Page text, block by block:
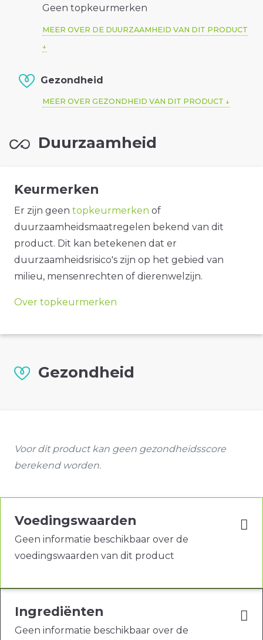
Geen topkeurmerken
MEER OVER DE DUURZAAMHEID VAN DIT PRODUCT
Gezondheid
MEER OVER GEZONDHEID VAN DIT PRODUCT
Duurzaamheid
Keurmerken
Er zijn geen topkeurmerken of
duurzaamheidsmaatregelen bekend van dit
product. Dit kan betekenen dat er
duurzaamheidsrisico's zijn op het gebied van
milieu, mensenrechten of dierenwelzijn.
Over topkeurmerken
Gezondheid
Voor dit product kan geen gezondheidsscore
berekend worden.
Voedingswaarden
Geen informatie beschikbaar over de
voedingswaarden van dit product
Ingrediënten
Geen informatie beschikbaar over de